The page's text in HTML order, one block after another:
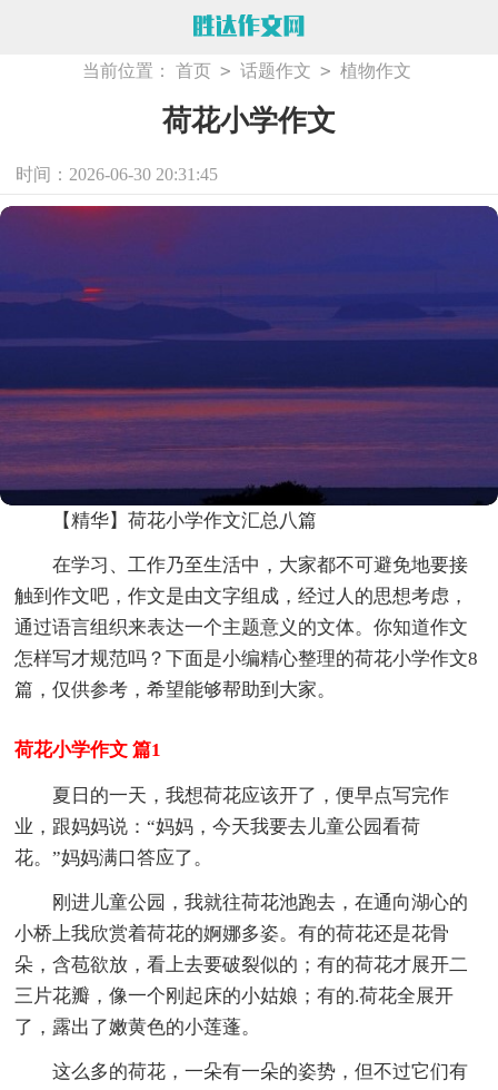
当前位置： 首页 > 话题作文 > 植物作文
荷花小学作文
时间：2026-06-30 20:31:45
【精华】荷花小学作文汇总八篇
在学习、工作乃至生活中，大家都不可避免地要接
触到作文吧，作文是由文字组成，经过人的思想考虑，
通过语言组织来表达一个主题意义的文体。你知道作文
怎样写才规范吗？下面是小编精心整理的荷花小学作文8
篇，仅供参考，希望能够帮助到大家。
荷花小学作文 篇1
夏日的一天，我想荷花应该开了，便早点写完作
业，跟妈妈说：“妈妈，今天我要去儿童公园看荷
花。”妈妈满口答应了。
刚进儿童公园，我就往荷花池跑去，在通向湖心的
小桥上我欣赏着荷花的婀娜多姿。有的荷花还是花骨
朵，含苞欲放，看上去要破裂似的；有的荷花才展开二
三片花瓣，像一个刚起床的小姑娘；有的.荷花全展开
了，露出了嫩黄色的小莲蓬。
这么多的荷花，一朵有一朵的姿势，但不过它们有